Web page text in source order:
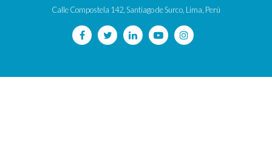
Calle Compostela 142, Santiago de Surco, Lima, Perú